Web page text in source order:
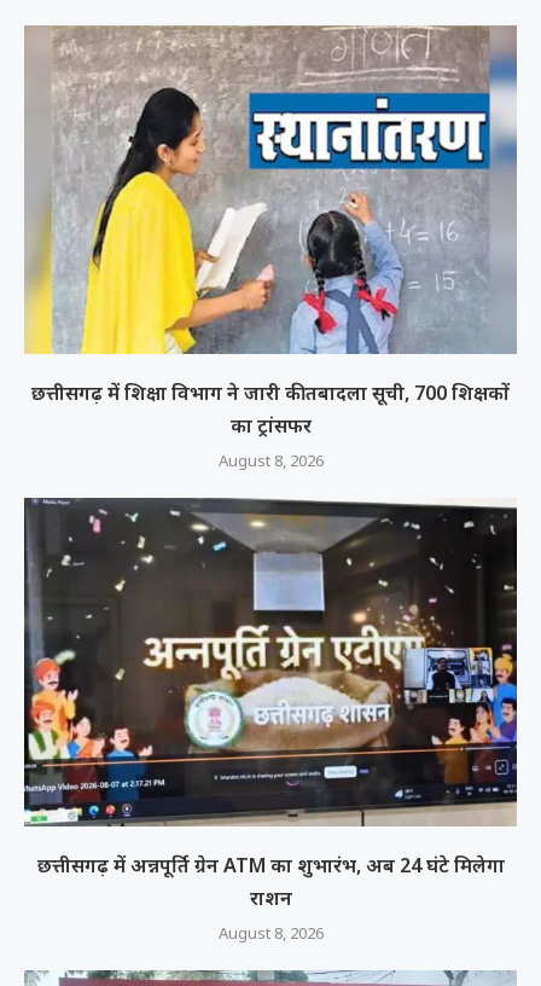
छत्तीसगढ़ में शिक्षा विभाग ने जारी की तबादला सूची, 700 शिक्षकों
का ट्रांसफर
August 8, 2026
छत्तीसगढ़ में अन्नपूर्ति ग्रेन ATM का शुभारंभ, अब 24 घंटे मिलेगा
राशन
August 8, 2026